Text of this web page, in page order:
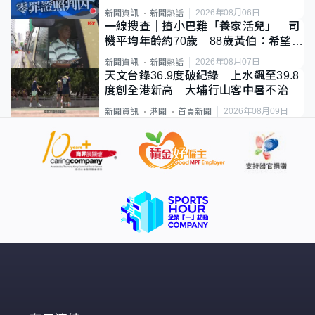
新聞資訊 新聞熱話 2026年08月06日
一線搜查｜揸小巴難「養家活兒」 司
機平均年齡約70歲 88歲黃伯：希望一
直揸落去
新聞資訊 新聞熱話 2026年08月07日
天文台錄36.9度破紀錄 上水飆至39.8
度創全港新高 大埔行山客中暑不治
新聞資訊 港聞 首頁新聞 2026年08月09日